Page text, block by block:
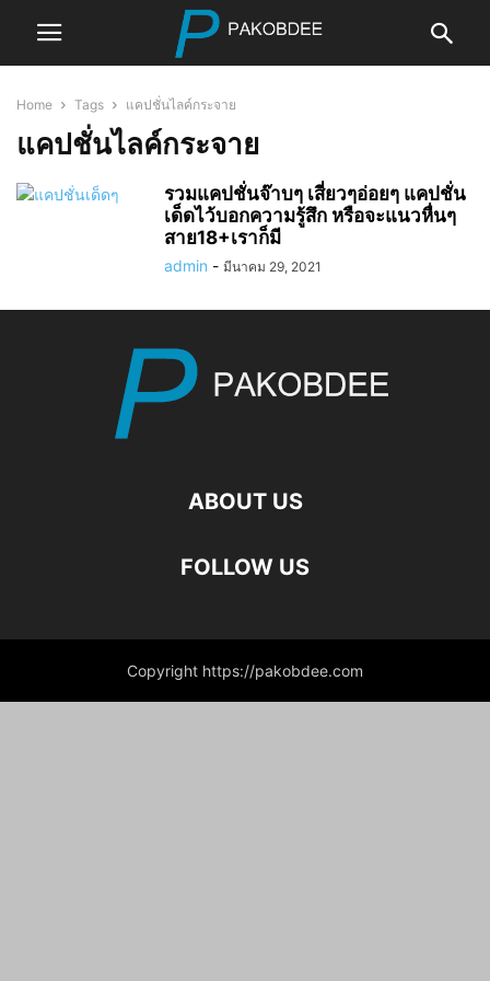
Home Tags แคปชั่นไลค์กระจาย
แคปชั่นไลค์กระจาย
รวมแคปชั่นจ๊าบๆ เสี่ยวๆอ่อยๆ แคปชั่น
เด็ดไว้บอกความรู้สึก หรือจะแนวหื่นๆ
สาย18+เราก็มี
admin - มีนาคม 29, 2021
ABOUT US
FOLLOW US
Copyright https://pakobdee.com